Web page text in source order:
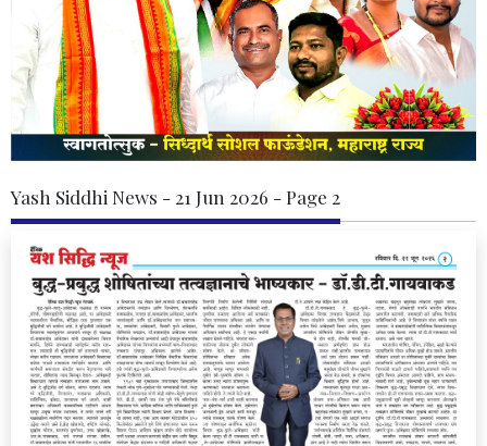
Yash Siddhi News - 21 Jun 2026 - Page 2